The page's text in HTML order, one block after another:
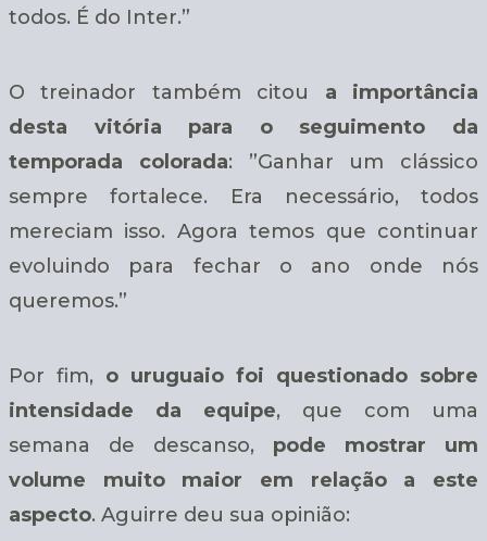
todos. É do Inter.”
O treinador também citou a importância
desta vitória para o seguimento da
temporada colorada: ”Ganhar um clássico
sempre fortalece. Era necessário, todos
mereciam isso. Agora temos que continuar
evoluindo para fechar o ano onde nós
queremos.”
Por fim, o uruguaio foi questionado sobre
intensidade da equipe, que com uma
semana de descanso, pode mostrar um
volume muito maior em relação a este
aspecto. Aguirre deu sua opinião: